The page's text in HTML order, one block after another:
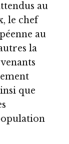
au
le chef
au
la
que